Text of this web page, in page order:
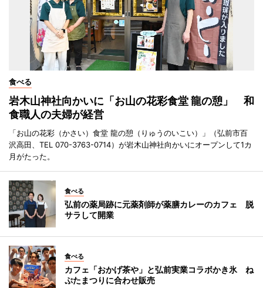
食べる
岩木山神社向かいに「お山の花彩食堂 龍の憩」 和
食職人の夫婦が経営
「お山の花彩（かさい）食堂 龍の憩（りゅうのいこい）」（弘前市百
沢高田、TEL 070-3763-0714）が岩木山神社向かいにオープンして1カ
月がたった。
食べる
弘前の薬局跡に元薬剤師が薬膳カレーのカフェ 脱
サラして開業
食べる
カフェ「おかげ茶や」と弘前実業コラボかき氷 ね
ぷたまつりに合わせ販売